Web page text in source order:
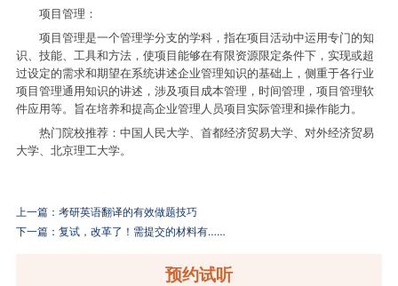
项目管理：
项目管理是一个管理学分支的学科，指在项目活动中运用专门的知
识、技能、工具和方法，使项目能够在有限资源限定条件下，实现或超
过设定的需求和期望在系统讲述企业管理知识的基础上，侧重于各行业
项目管理通用知识的讲述，涉及项目成本管理，时间管理，项目管理软
件应用等。旨在培养和提高企业管理人员项目实际管理和操作能力。
热门院校推荐：中国人民大学、首都经济贸易大学、对外经济贸易
大学、北京理工大学。
上一篇： 考研英语翻译的有效做题技巧
下一篇： 复试，改革了！需提交的材料有……
预约试听